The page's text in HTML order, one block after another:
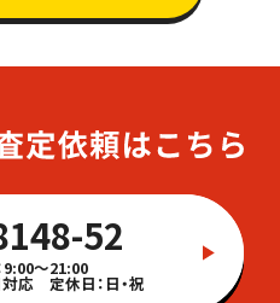
52
9:00～21:00
応 定休日：日・祝